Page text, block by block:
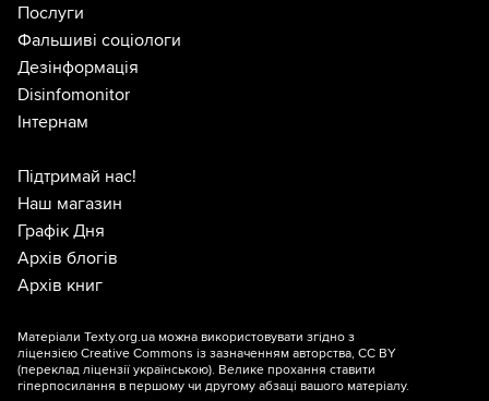
Послуги
Фальшиві соціологи
Дезінформація
Disinfomonitor
Інтернам
Підтримай нас!
Наш магазин
Графік Дня
Архів блогів
Архів книг
Матеріали Texty.org.ua можна використовувати згідно з
ліцензією Creative Commons із зазначенням авторства, CC BY
(переклад ліцензії українською). Велике прохання ставити
гіперпосилання в першому чи другому абзаці вашого матеріалу.